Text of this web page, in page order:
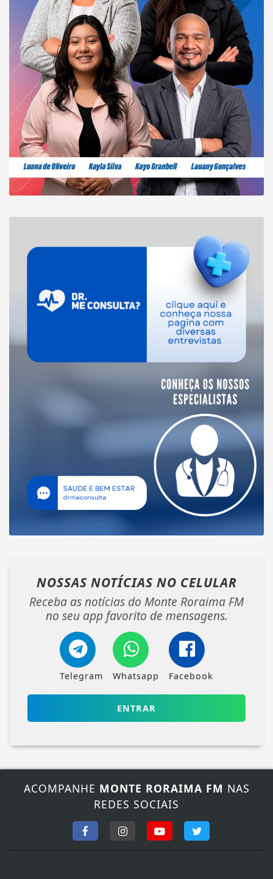
NOSSAS NOTÍCIAS NO CELULAR
Receba as notícias do Monte Roraima FM
no seu app favorito de mensagens.
Telegram Whatsapp Facebook
ENTRAR
ACOMPANHE MONTE RORAIMA FM NAS
REDES SOCIAIS
Termos de Uso e Privacidade